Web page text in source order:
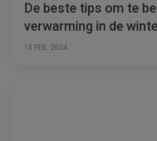
De beste tips om te
verwarming in de
15 FEB. 2024